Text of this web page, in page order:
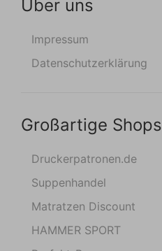
Über uns
Impressum
Datenschutzerklärung
Großartige Shops
Druckerpatronen.de
Suppenhandel
Matratzen Discount
HAMMER SPORT